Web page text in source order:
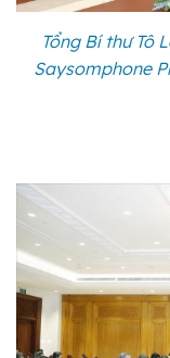
Tổng Bí thư Tô
Saysomphone